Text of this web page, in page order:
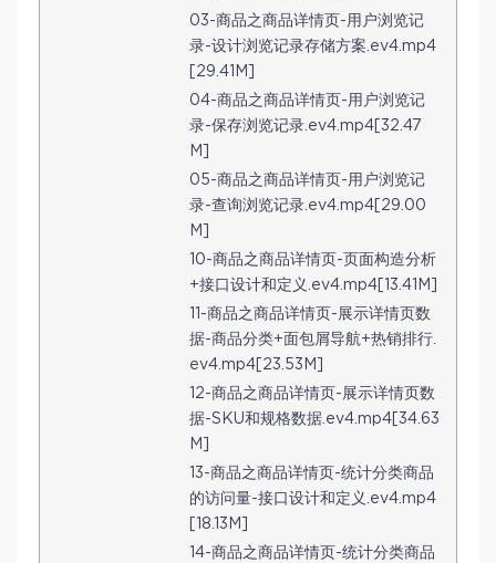
03-商品之商品详情页-用户浏览记
录-设计浏览记录存储方案.ev4.mp4
[29.41M]
04-商品之商品详情页-用户浏览记
录-保存浏览记录.ev4.mp4[32.47
M]
05-商品之商品详情页-用户浏览记
录-查询浏览记录.ev4.mp4[29.00
M]
10-商品之商品详情页-页面构造分析
+接口设计和定义.ev4.mp4[13.41M]
11-商品之商品详情页-展示详情页数
据-商品分类+面包屑导航+热销排行.
ev4.mp4[23.53M]
12-商品之商品详情页-展示详情页数
据-SKU和规格数据.ev4.mp4[34.63
M]
13-商品之商品详情页-统计分类商品
的访问量-接口设计和定义.ev4.mp4
[18.13M]
14-商品之商品详情页-统计分类商品